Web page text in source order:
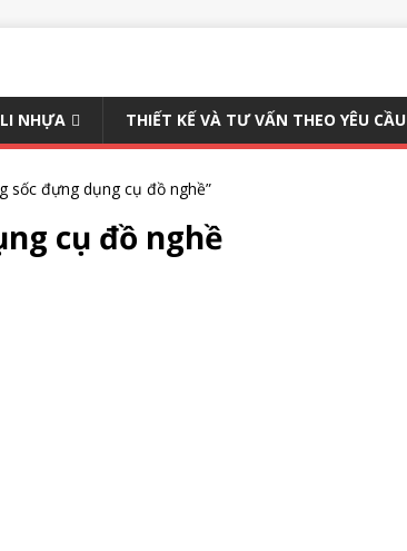
NHỰA THIẾT KẾ VÀ TƯ VẤN THEO YÊU CẦU
sốc đựng dụng cụ đồ nghề”
cụ đồ nghề